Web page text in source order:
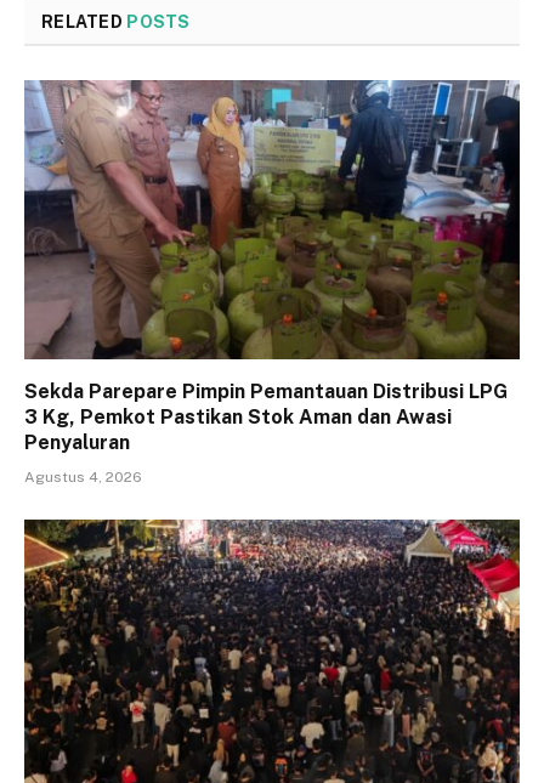
RELATED POSTS
Sekda Parepare Pimpin Pemantauan Distribusi LPG
3 Kg, Pemkot Pastikan Stok Aman dan Awasi
Penyaluran
Agustus 4, 2026